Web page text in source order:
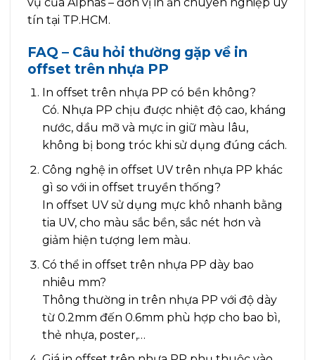
tín tại TP.HCM.
FAQ – Câu hỏi thường gặp về in
offset trên nhựa PP
In offset trên nhựa PP có bền không?
Có. Nhựa PP chịu được nhiệt độ cao, kháng
nước, dầu mỡ và mực in giữ màu lâu,
không bị bong tróc khi sử dụng đúng cách.
Công nghệ in offset UV trên nhựa PP khác
gì so với in offset truyền thống?
In offset UV sử dụng mực khô nhanh bằng
tia UV, cho màu sắc bền, sắc nét hơn và
giảm hiện tượng lem màu.
Có thể in offset trên nhựa PP dày bao
nhiêu mm?
Thông thường in trên nhựa PP với độ dày
từ 0.2mm đến 0.6mm phù hợp cho bao bì,
thẻ nhựa, poster,…